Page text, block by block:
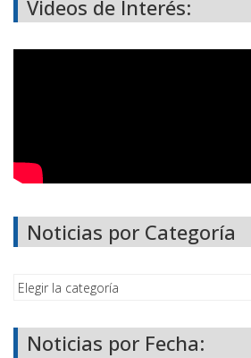
Videos de Interés:
Noticias por Categoría
Noticias por Fecha: